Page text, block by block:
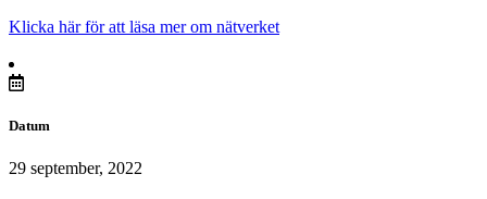
Klicka här för att läsa mer om nätverket
Datum
29 september, 2022